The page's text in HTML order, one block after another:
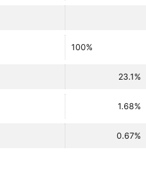
100%
23.1%
1.68%
0.67%